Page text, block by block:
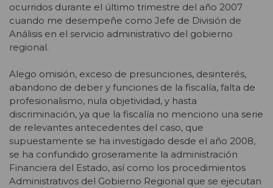
ocurridos durante el último trimestre del año 2007
cuando me desempeñe como Jefe de División de
Análisis en el servicio administrativo del gobierno
regional.
Alego omisión, exceso de presunciones, desinterés,
abandono de deber y funciones de la fiscalía, falta de
profesionalismo, nula objetividad, y hasta
discriminación, ya que la fiscalía no menciono una serie
de relevantes antecedentes del caso, que
supuestamente se ha investigado desde el año 2008,
se ha confundido groseramente la administración
Financiera del Estado, así como los procedimientos
Administrativos del Gobierno Regional que se ejecutan